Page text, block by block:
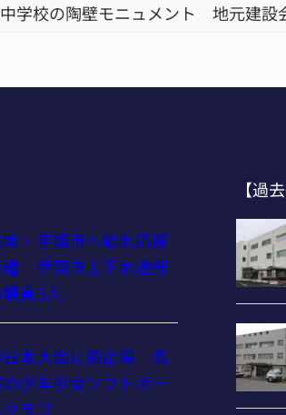
元建設会社がボランティアで清掃
・宇城市へ給水応援
遣 伊賀市上下水道部
員3人
日本大会に初出場 名
少年少女ソフトボー
クラブ
【過